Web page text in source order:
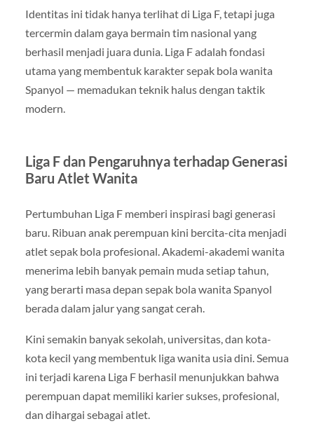
Identitas ini tidak hanya terlihat di Liga F, tetapi juga
tercermin dalam gaya bermain tim nasional yang
berhasil menjadi juara dunia. Liga F adalah fondasi
utama yang membentuk karakter sepak bola wanita
Spanyol — memadukan teknik halus dengan taktik
modern.
Liga F dan Pengaruhnya terhadap Generasi
Baru Atlet Wanita
Pertumbuhan Liga F memberi inspirasi bagi generasi
baru. Ribuan anak perempuan kini bercita-cita menjadi
atlet sepak bola profesional. Akademi-akademi wanita
menerima lebih banyak pemain muda setiap tahun,
yang berarti masa depan sepak bola wanita Spanyol
berada dalam jalur yang sangat cerah.
Kini semakin banyak sekolah, universitas, dan kota-
kota kecil yang membentuk liga wanita usia dini. Semua
ini terjadi karena Liga F berhasil menunjukkan bahwa
perempuan dapat memiliki karier sukses, profesional,
dan dihargai sebagai atlet.